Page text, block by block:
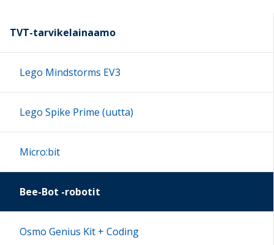
12:00
16:00
17:00
TVT-tarvikelainaamo
Lego Mindstorms EV3
Lego Spike Prime (uutta)
Micro:bit
Bee-Bot -robotit
Osmo Genius Kit + Coding